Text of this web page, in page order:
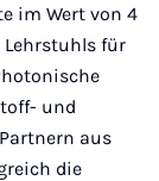
im Wert von 4
Lehrstuhls für
und
aus
die